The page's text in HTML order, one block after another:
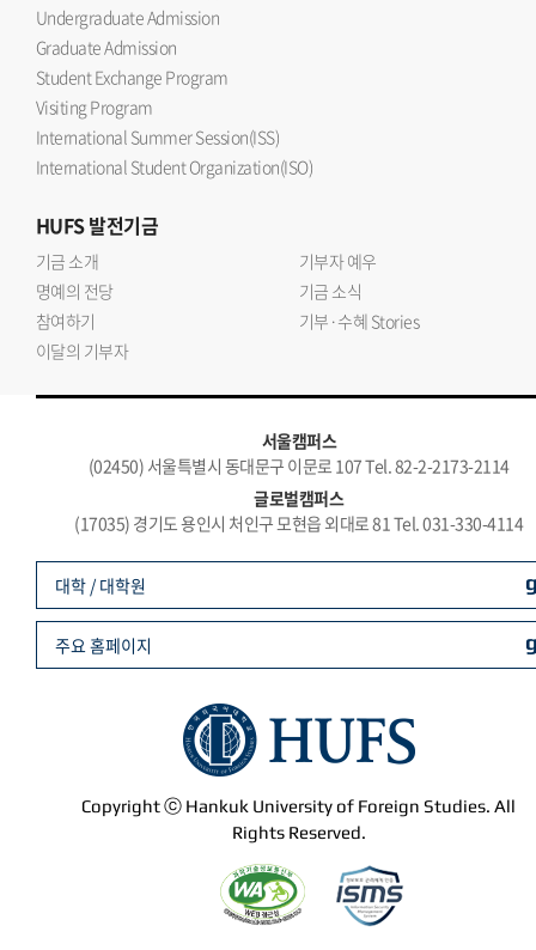
Undergraduate Admission
Graduate Admission
Student Exchange Program
Visiting Program
International Summer Session(ISS)
International Student Organization(ISO)
HUFS발전기금
기금 소개
기부자 예우
명예의 전당
기금 소식
참여하기
기부·수혜 Stories
이달의 기부자
서울캠퍼스
(02450) 서울특별시 동대문구 이문로 107 Tel. 82-2-2173-2114
글로벌캠퍼스
(17035) 경기도 용인시 처인구 모현읍 외대로 81 Tel. 031-330-4114
Copyright ⓒ Hankuk University of Foreign Studies. All
Rights Reserved.
대학 / 대학원
주요 홈페이지